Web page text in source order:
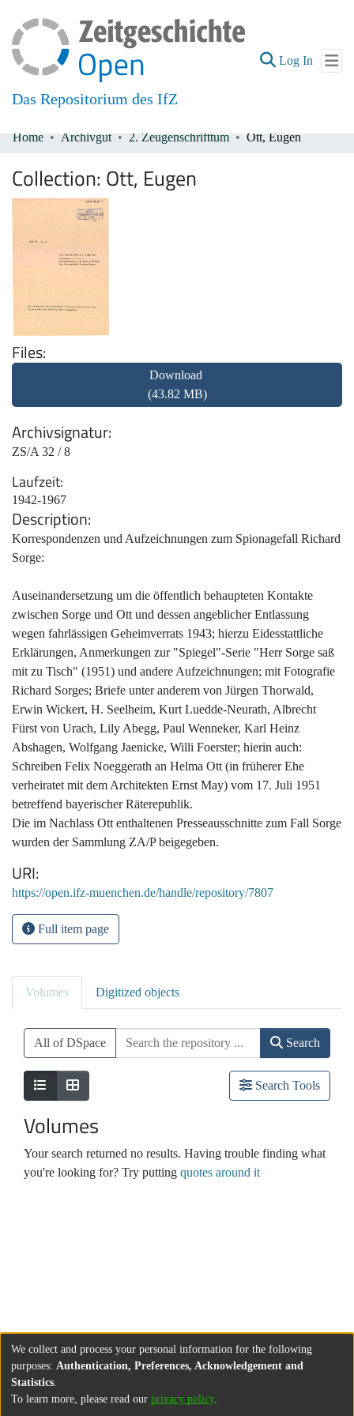
Das Repositorium des IfZ
Log In (current)
All of DSpace
Home Archivgut 2. Zeugenschrifttum Ott, Eugen
Collection: Ott, Eugen
Files
Download
(43.82 MB)
Archivsignatur
ZS/A 32 / 8
Laufzeit
1942-1967
Description
Korrespondenzen und Aufzeichnungen zum Spionagefall Richard
Sorge:
Auseinandersetzung um die öffentlich behaupteten Kontakte
zwischen Sorge und Ott und dessen angeblicher Entlassung
wegen fahrlässigen Geheimverrats 1943; hierzu Eidesstattliche
Erklärungen, Anmerkungen zur "Spiegel"-Serie "Herr Sorge saß
mit zu Tisch" (1951) und andere Aufzeichnungen; mit Fotografie
Richard Sorges; Briefe unter anderem von Jürgen Thorwald,
Erwin Wickert, H. Seelheim, Kurt Luedde-Neurath, Albrecht
Fürst von Urach, Lily Abegg, Paul Wenneker, Karl Heinz
Abshagen, Wolfgang Jaenicke, Willi Foerster; hierin auch:
Schreiben Felix Noeggerath an Helma Ott (in früherer Ehe
verheiratet mit dem Architekten Ernst May) vom 17. Juli 1951
betreffend bayerischer Räterepublik.
Die im Nachlass Ott enthaltenen Presseausschnitte zum Fall Sorge
wurden der Sammlung ZA/P beigegeben.
URI
https://open.ifz-muenchen.de/handle/repository/7807
Full item page
Volumes Digitized objects
All of DSpace Search
Search Tools
Volumes
Your search returned no results. Having trouble finding what
you're looking for? Try putting quotes around it
We collect and process your personal information for the following
purposes: Authentication, Preferences, Acknowledgement and
Statistics
To learn more, please read our privacy policy.